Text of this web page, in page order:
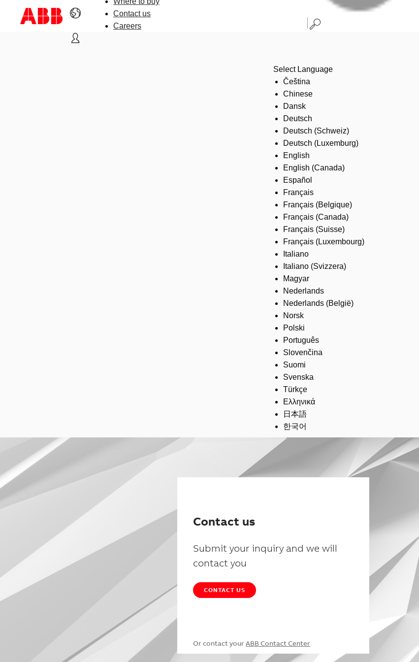
Contact us
Careers
Select Language
Čeština
Chinese
Dansk
Deutsch
Deutsch (Schweiz)
Deutsch (Luxemburg)
English
English (Canada)
Español
Français
Français (Belgique)
Français (Canada)
Français (Suisse)
Français (Luxembourg)
Italiano
Italiano (Svizzera)
Magyar
Nederlands
Nederlands (België)
Norsk
Polski
Português
Slovenčina
Suomi
Svenska
Türkçe
Ελληνικά
日本語
한국어
Contact us
Submit your inquiry and we will
contact you
CONTACT US
Or contact your ABB Contact Center